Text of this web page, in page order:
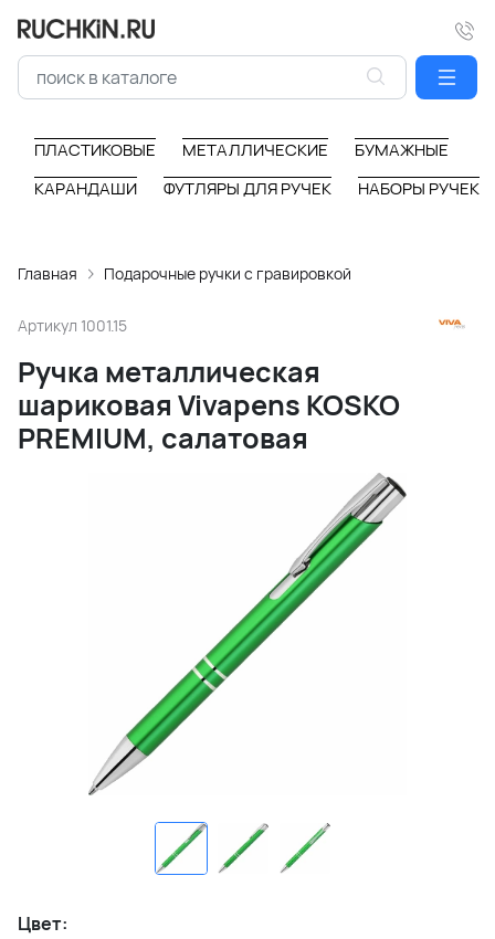
ПЛАСТИКОВЫЕ МЕТАЛЛИЧЕСКИЕ
БУМАЖНЫЕ
КАРАНДАШИ
ФУТЛЯРЫ ДЛЯ РУЧЕК НАБОРЫ РУЧЕК
Главная Подарочные ручки с гравировкой
Артикул 1001.15
Ручка металлическая
шариковая Vivapens KOSKO
PREMIUM, салатовая
Цвет: